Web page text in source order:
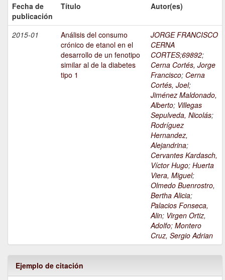
Fecha de
publicación
Título Autor(es)
2015-01
Análisis del consumo
crónico de etanol en el
desarrollo de un fenotipo
similar al de la diabetes
tipo 1
JORGE FRANCISCO
CERNA
CORTES;69892;
Cerna Cortés, Jorge
Francisco; Cerna
Cortés, Joel;
Jiménez Maldonado,
Alberto; Villegas
Sepulveda, Nicolás;
Rodríguez
Hernandez,
Alejandrina;
Cervantes Kardasch,
Víctor Hugo; Huerta
Viera, Miguel;
Olmedo Buenrostro,
Bertha Alicia;
Palacios Fonseca,
Alin; Virgen Ortiz,
Adolfo; Montero
Cruz, Sergio Adrian
Ejemplo de citación